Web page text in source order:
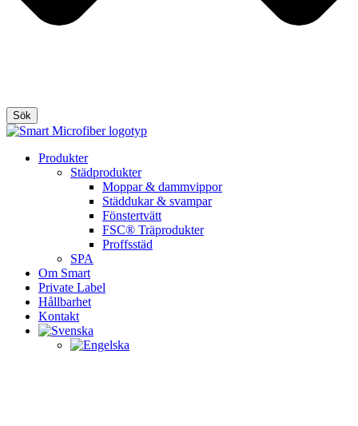
Sök
Produkter
Städprodukter
Moppar & dammvippor
Städdukar & svampar
Fönstertvätt
FSC® Träprodukter
Proffsstäd
SPA
Om Smart
Private Label
Hållbarhet
Kontakt